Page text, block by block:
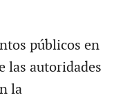
públicos en
las autoridades
la